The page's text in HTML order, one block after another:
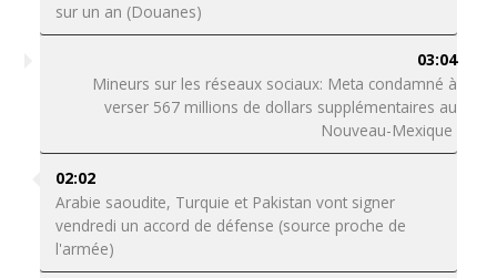
sur un an (Douanes)
03:04
Mineurs sur les réseaux sociaux: Meta condamné à
verser 567 millions de dollars supplémentaires au
Nouveau-Mexique
02:02
Arabie saoudite, Turquie et Pakistan vont signer
vendredi un accord de défense (source proche de
l'armée)